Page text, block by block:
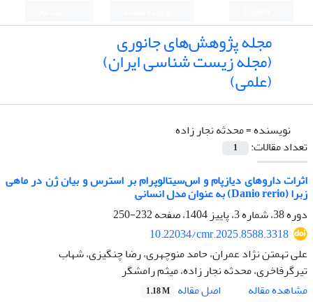
مجله پژوهش‌های جانوری
(مجله زیست شناسی ایران)
(علمی)
نویسنده =محدثه نجار زاده
تعداد مقالات:
1
اثرات دارو‌های دیازپام و اس‌سیتالوپرام بر استرس و بیان ژن در ماهی
زبرا (Danio rerio) به عنوان مدل انسانی
دوره 38، شماره 3، پاییز 1404، صفحه
232-250
10.22034/cmr.2025.8588.3318
علی تهمتن نژاد عمران، حامد منوچهری، رضا چنگیزی، شهاب
تیرگرفاخری، محدثه نجار زاده، میثم رامشگر
مشاهده مقاله
اصل مقاله 1.18 M